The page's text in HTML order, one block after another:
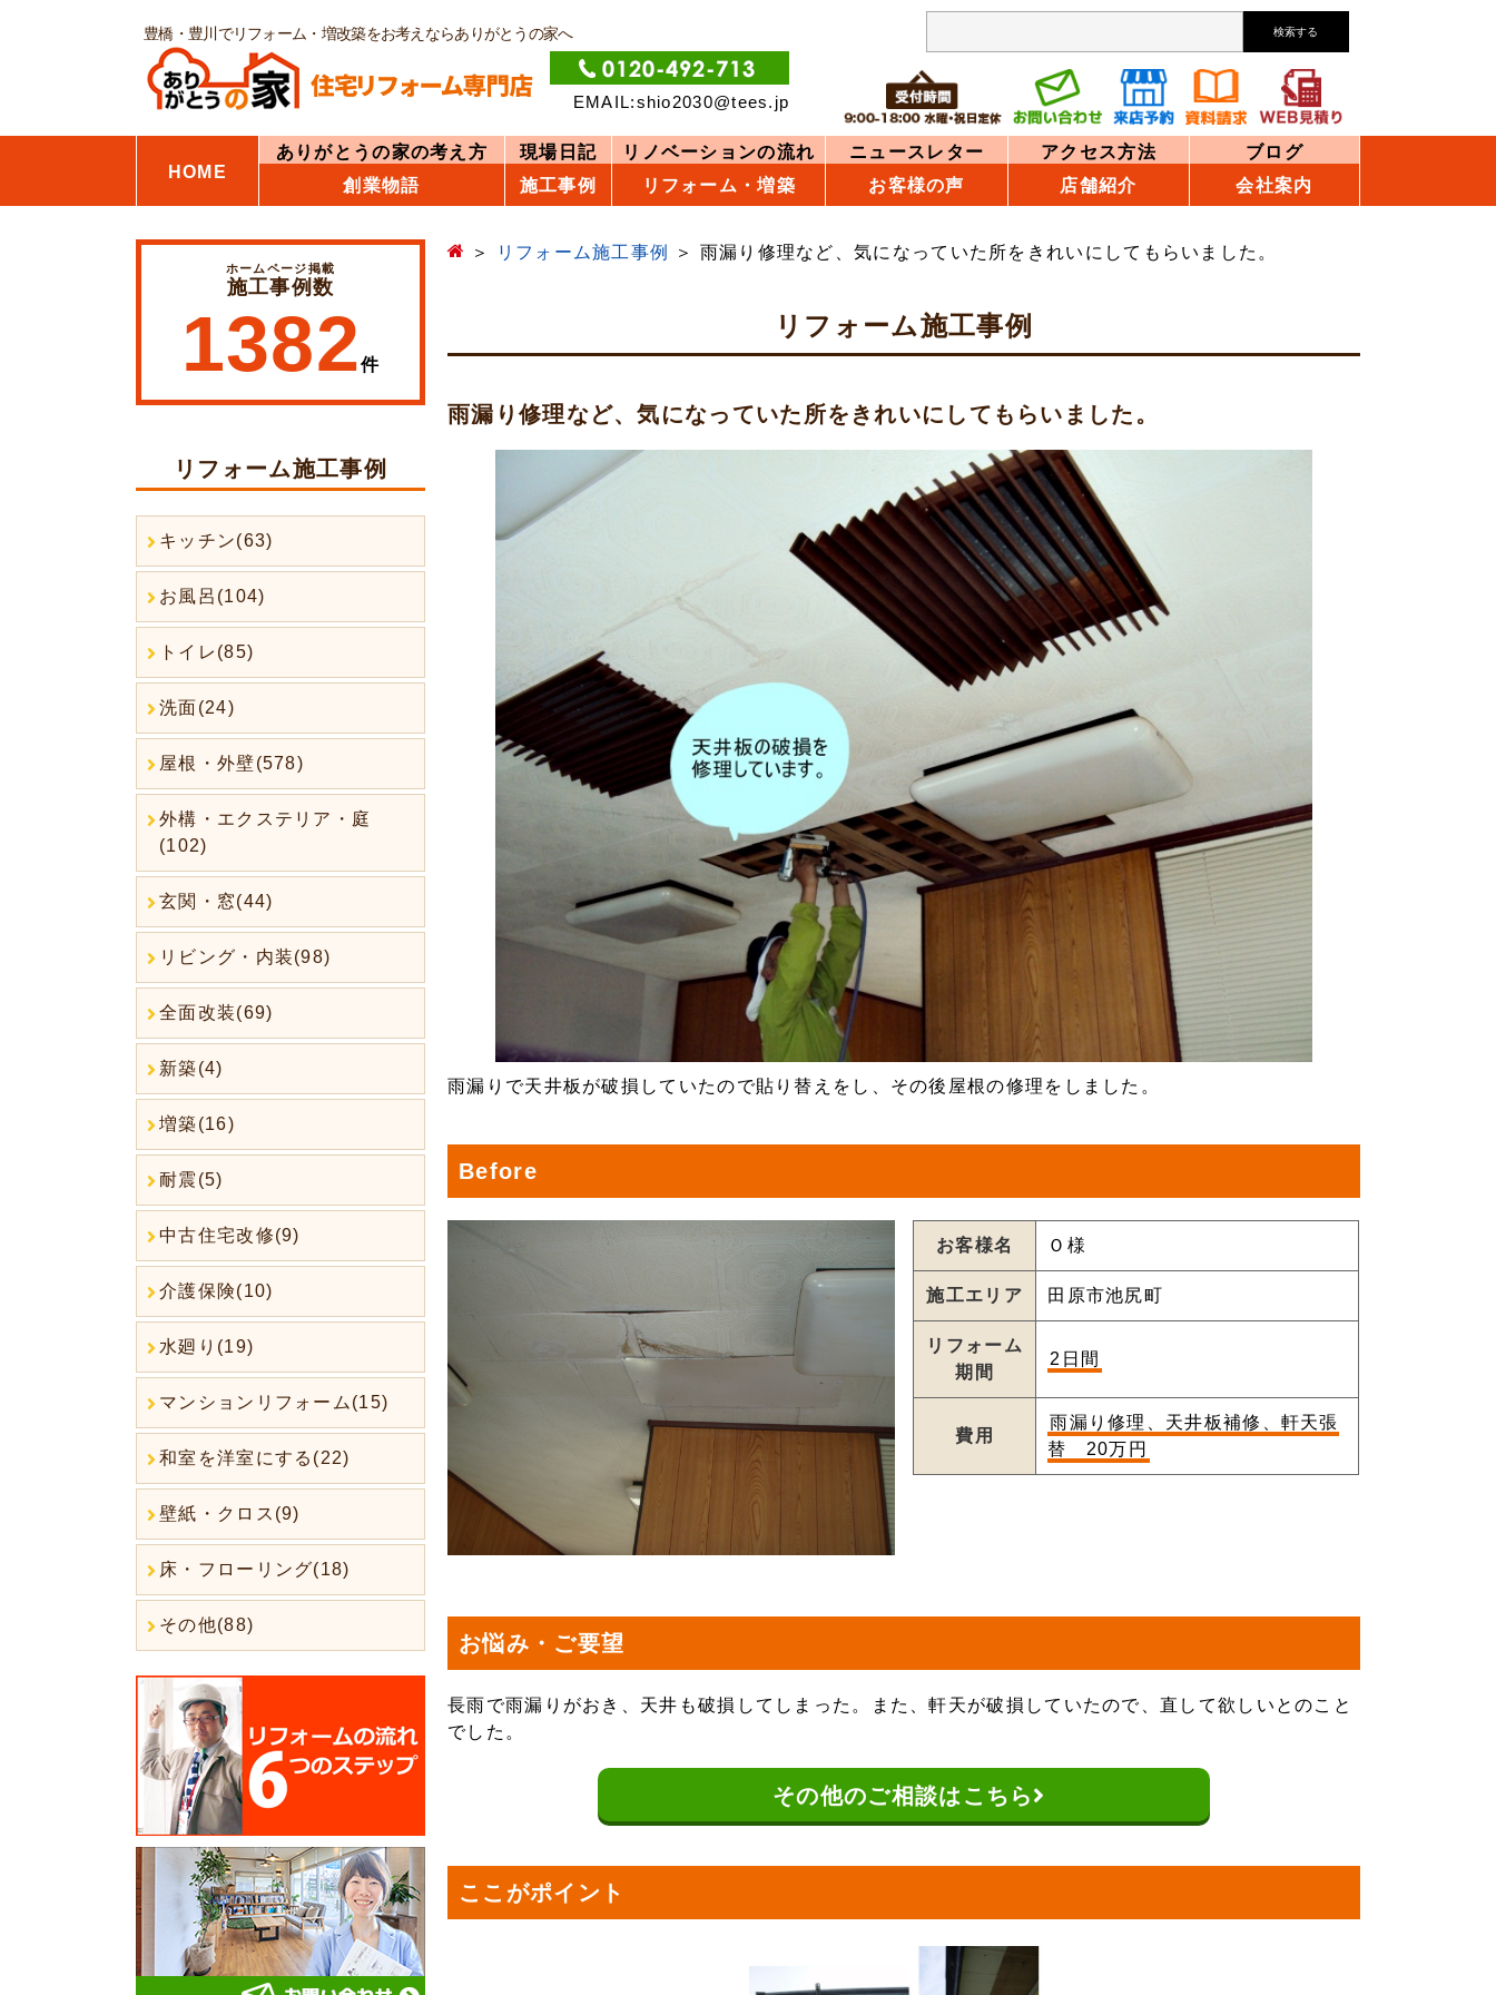
豊橋・豊川でリフォーム・増改築をお考えならありがとうの家へ
EMAIL:shio2030@tees.jp
検索する
HOME
ありがとうの家の考え方 現場日記 リノベーションの流れ ニュースレター アクセス方法
ブログ
創業物語
施工事例 リフォーム・増築 お客様の声 店舗紹介 会社案内
リフォーム施工事例 雨漏り修理など、気になっていた所をきれいにしてもらいました。
リフォーム施工事例
雨漏り修理など、気になっていた所をきれいにしてもらいました。
雨漏りで天井板が破損していたので貼り替えをし、その後屋根の修理をしました。
Before
お客様名 Ｏ様
施工エリア 田原市池尻町
リフォーム
期間
2日間
費用
雨漏り修理、天井板補修、軒天張
替 20万円
お悩み・ご要望
長雨で雨漏りがおき、天井も破損してしまった。また、軒天が破損していたので、直して欲しいとのこと
でした。
その他のご相談はこちら
ここがポイント
ホームページ掲載
施工事例数
1382件
リフォーム施工事例
キッチン(63)
お風呂(104)
トイレ(85)
洗面(24)
屋根・外壁(578)
外構・エクステリア・庭
(102)
玄関・窓(44)
リビング・内装(98)
全面改装(69)
新築(4)
増築(16)
耐震(5)
中古住宅改修(9)
介護保険(10)
水廻り(19)
マンションリフォーム(15)
和室を洋室にする(22)
壁紙・クロス(9)
床・フローリング(18)
その他(88)